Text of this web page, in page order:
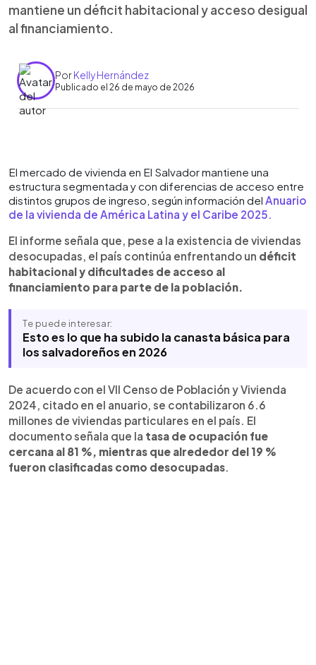
mantiene un déficit habitacional y acceso desigual
al financiamiento.
PorKelly Hernández
Publicado el 26 de mayo de 2026
Escuchar artículo
El Anuario de la vivienda de América Latina y el
Caribe 2025 reporta que El Salvador mantiene un
déficit habitacional pese a la existencia de
viviendas desocupadas. El documento señala que
condiciones adecuadas de habitabilidad.
Además, indica que las viviendas ocupadas o en
proceso de pago se concentran principalmente
en San Salvador, Santa Ana y San Miguel, debido a
también expone que el financiamiento para
vivienda social continúa dependiendo del Fondo
Social para la Vivienda, mientras que parte de la
con empleo formal y salario.
El mercado de vivienda en El Salvador mantiene una
estructura segmentada y con diferencias de acceso entre
distintos grupos de ingreso, según información del Anuario
de la vivienda de América Latina y el Caribe 2025.
El informe señala que, pese a la existencia de viviendas
desocupadas, el país continúa enfrentando un déficit
habitacional y dificultades de acceso al
financiamiento para parte de la población.
Te puede interesar:
Esto es lo que ha subido la canasta básica para
los salvadoreños en 2026
De acuerdo con el VII Censo de Población y Vivienda
2024, citado en el anuario, se contabilizaron 6.6
millones de viviendas particulares en el país. El
documento señala que la tasa de ocupación fue
cercana al 81 %, mientras que alrededor del 19 %
fueron clasificadas como desocupadas.